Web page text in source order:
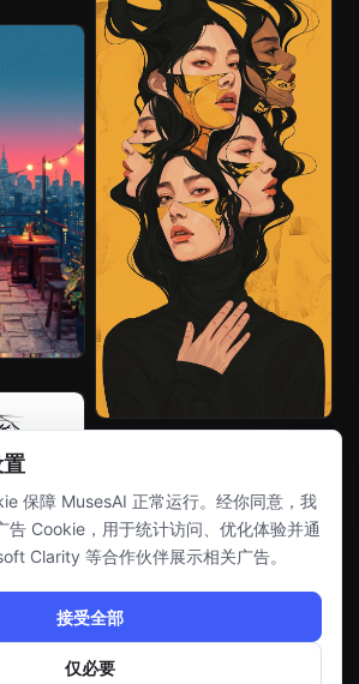
保障 MusesAI 正常运行。经你同意，我
告 Cookie，用于统计访问、优化体验并通
Clarity 等合作伙伴展示相关广告。
接受全部
仅必要